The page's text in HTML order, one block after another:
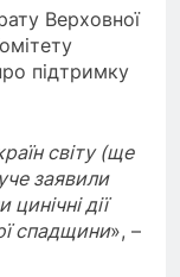
Верховної
підтримку
світу (ще
заявили
дії
спадщини», –